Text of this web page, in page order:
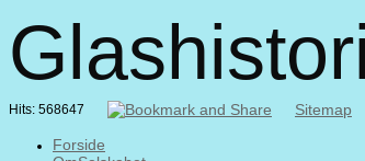
Hits: 568647
Sitemap
Forside